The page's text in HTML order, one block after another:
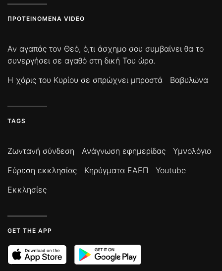
ΠΡΟΤΕΙΝΌΜΕΝΑ VIDEO
Αν αγαπάς τον Θεό, ό,τι άσχημο σου συμβαίνει θα το
συνεργήσει σε αγαθό στη δική Του ώρα.
Η χάρις του Κυρίου σε σπρώχνει μπροστά
Βαβυλώνα
TAGS
Ζωντανή σύνδεση Ανάγνωση εφημερίδας
Υμνολόγιο
Εύρεση εκκλησίας
Κηρύγματα ΕΑΕΠ
Youtube
Εκκλησίες
GET THE APP